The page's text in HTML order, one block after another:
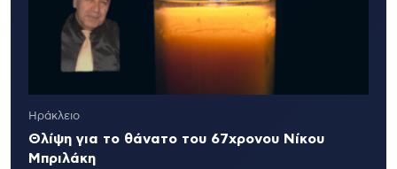
Ηράκλειο
Θλίψη για το θάνατο του 67χρονου Νίκου
Μπριλάκη